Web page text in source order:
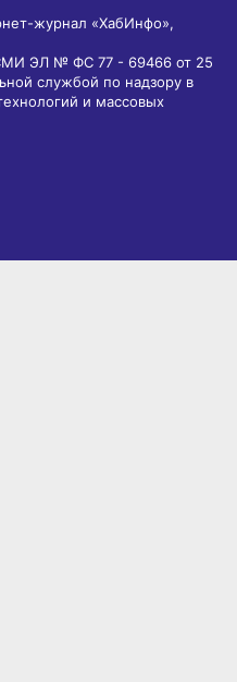
журнал «ХабИнфо»,
ЭЛ № ФС 77 - 69466 от 25
службой по надзору в
и массовых